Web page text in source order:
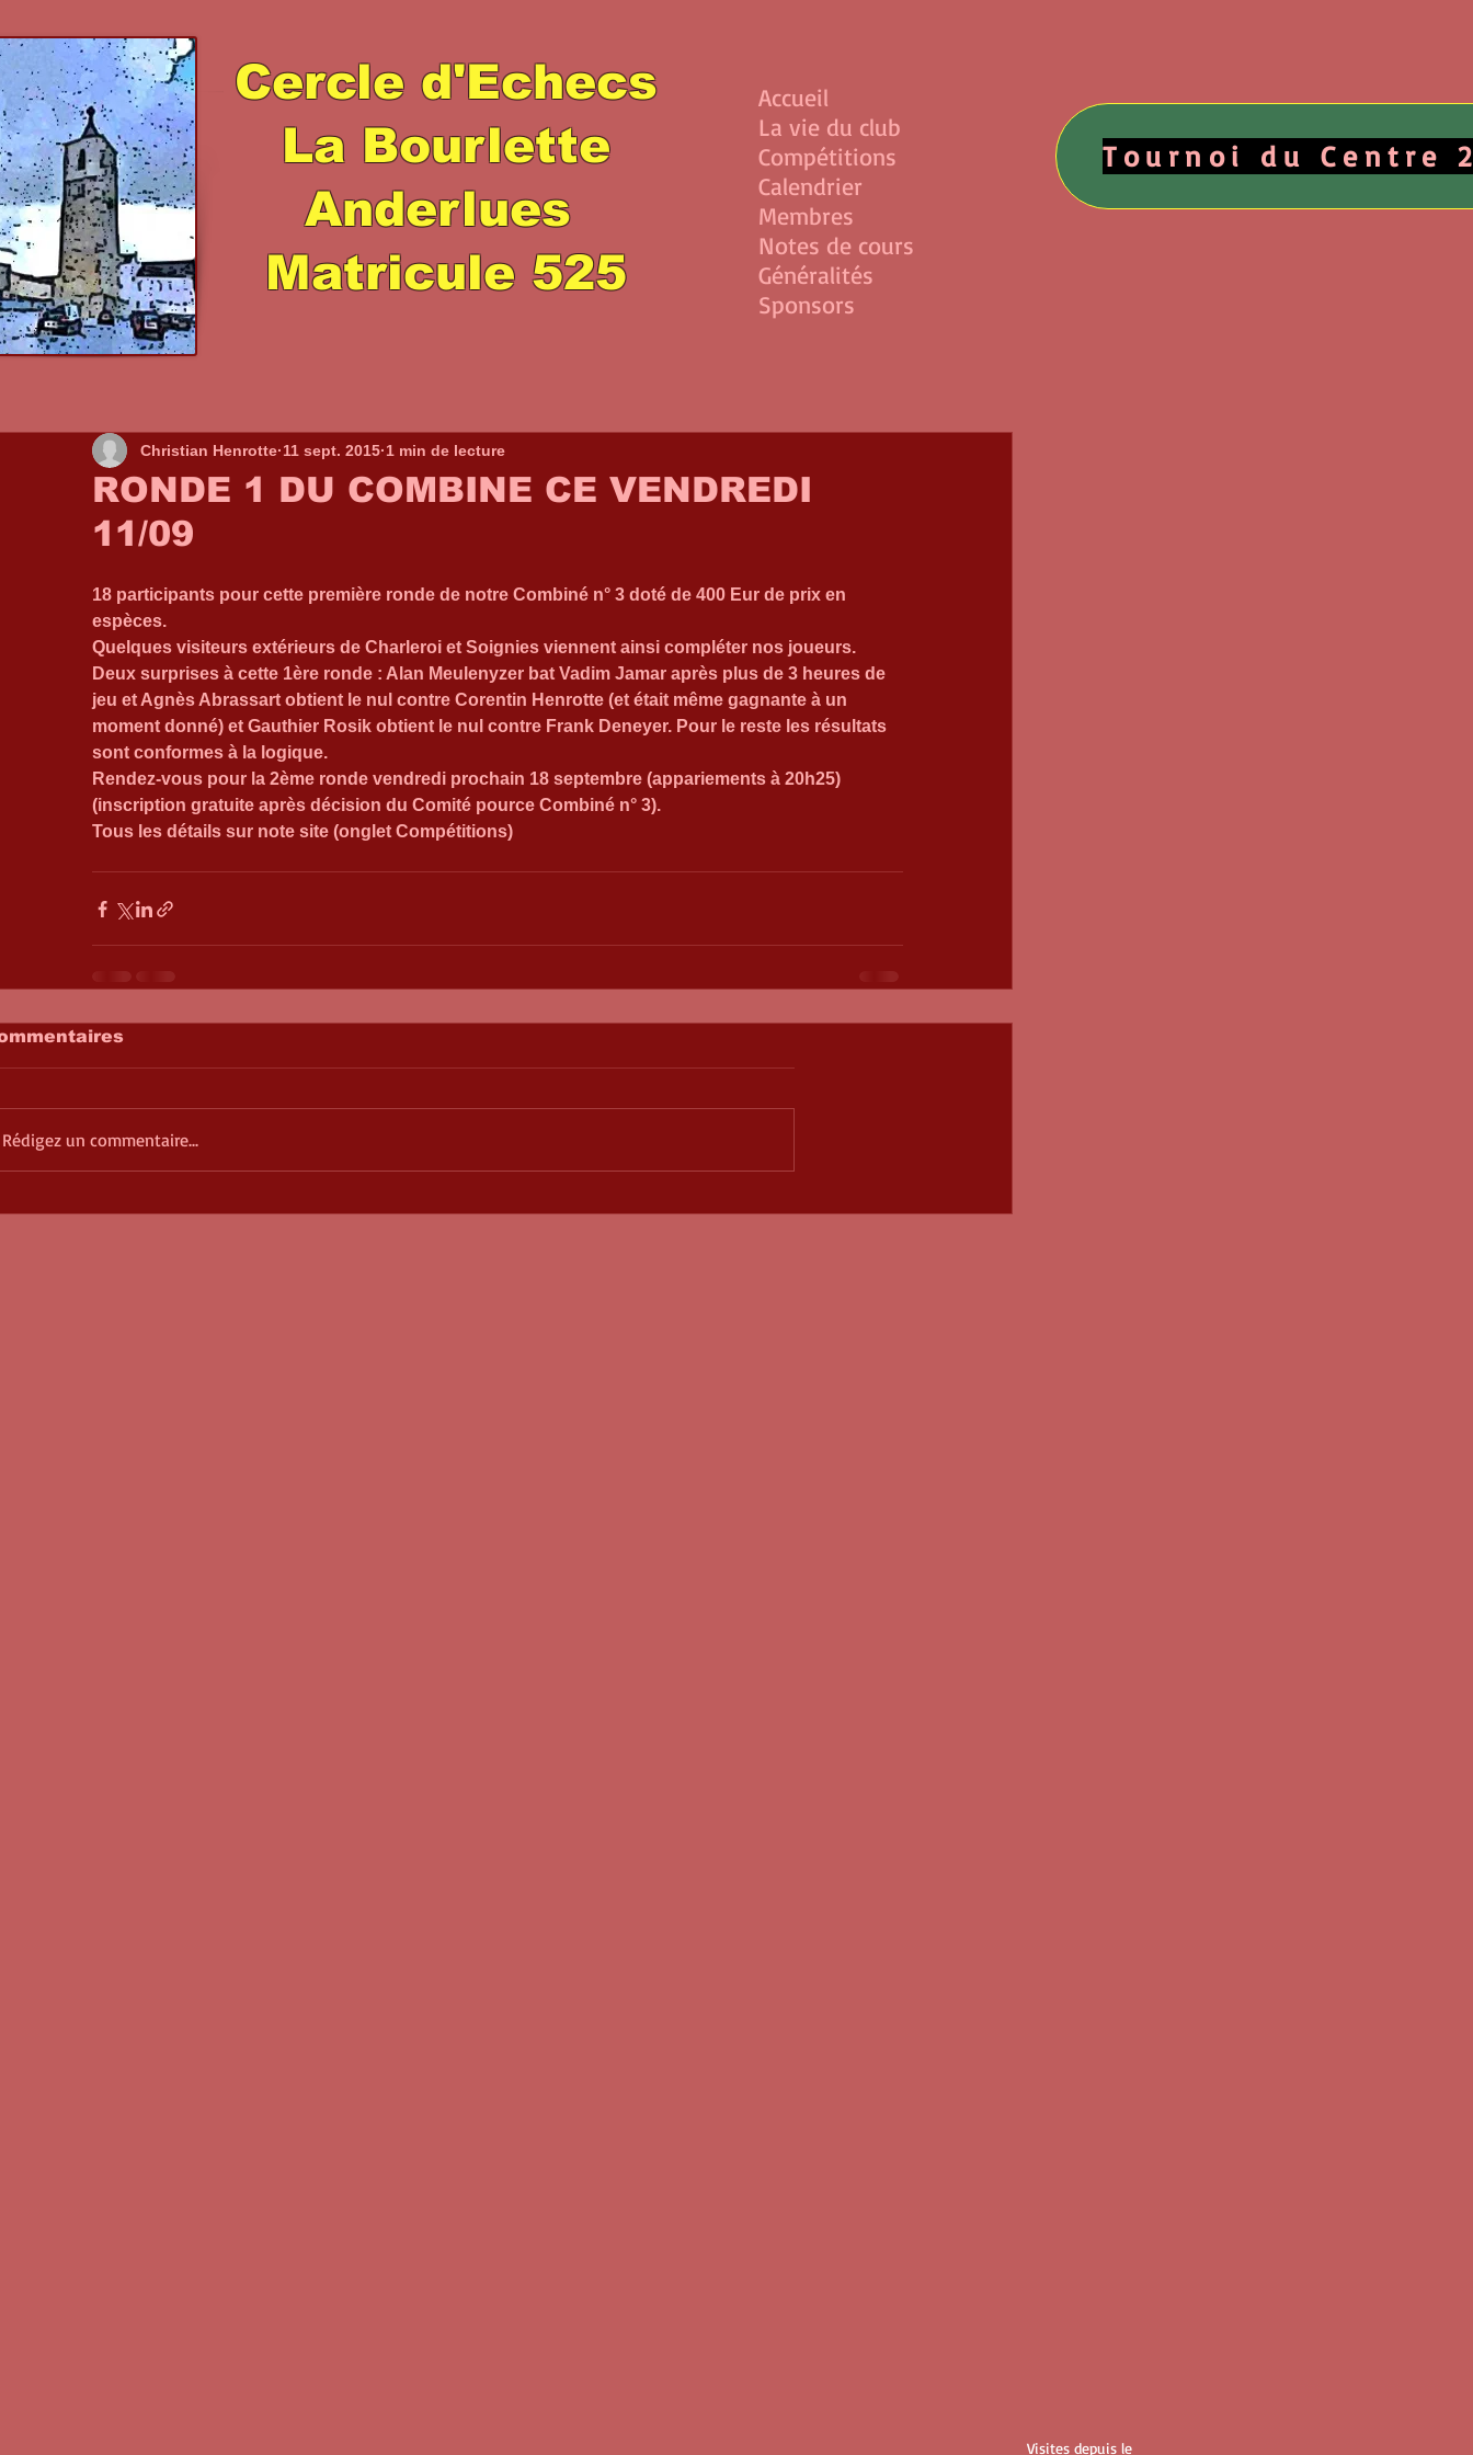
Cercle d'Echecs
La Bourlette
Anderlues
Matricule 525
Accueil
La vie du club
Compétitions
Calendrier
Membres
Notes de cours
Généralités
Sponsors
Tournoi du Centre
RONDE 1 DU COMBINE CE VENDREDI
11/09
Christian Henrotte 11 sept. 2015 1 min de lecture
18 participants pour cette première ronde de notre Combiné n° 3 doté de 400 Eur de prix en
espèces.
Quelques visiteurs extérieurs de Charleroi et Soignies viennent ainsi compléter nos joueurs.
Deux surprises à cette 1ère ronde : Alan Meulenyzer bat Vadim Jamar après plus de 3 heures de
jeu et Agnès Abrassart obtient le nul contre Corentin Henrotte (et était même gagnante à un
moment donné) et Gauthier Rosik obtient le nul contre Frank Deneyer. Pour le reste les résultats
sont conformes à la logique.
Rendez-vous pour la 2ème ronde vendredi prochain 18 septembre (appariements à 20h25)
(inscription gratuite après décision du Comité pource Combiné n° 3).
Tous les détails sur note site (onglet Compétitions)
Rédigez un commentaire...
Visites depuis le